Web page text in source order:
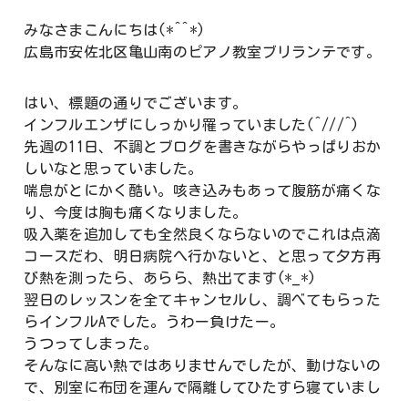
みなさまこんにちは(*^^*)
広島市安佐北区亀山南のピアノ教室ブリランテです。
はい、標題の通りでございます。
インフルエンザにしっかり罹っていました(^///^)
先週の11日、不調とブログを書きながらやっぱりおか
しいなと思っていました。
喘息がとにかく酷い。咳き込みもあって腹筋が痛くな
り、今度は胸も痛くなりました。
吸入薬を追加しても全然良くならないのでこれは点滴
コースだわ、明日病院へ行かないと、と思って夕方再
び熱を測ったら、あらら、熱出てます(*_*)
翌日のレッスンを全てキャンセルし、調べてもらった
らインフルAでした。うわー負けたー。
うつってしまった。
そんなに高い熱ではありませんでしたが、動けないの
で、別室に布団を運んで隔離してひたすら寝ていまし